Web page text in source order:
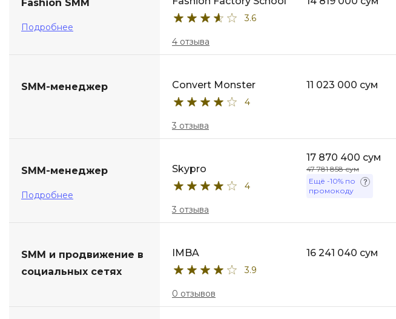
Fashion SMM
Подробнее
3.6
4 отзыва
SMM-менеджер Convert Monster
4
3 отзыва
11 023 000 сум
SMM-менеджер
Подробнее
Skypro
4
3 отзыва
17 870 400 сум
47 781 858 сум
Ещё -10% по
промокоду
SMM и продвижение в
социальных сетях
IMBA
3.9
0 отзывов
16 241 040 сум
Linux
MS Access
MS SQL